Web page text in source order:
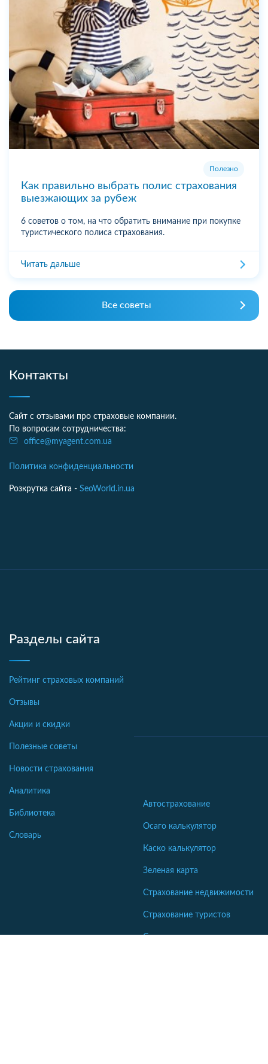
Полезно
Как правильно выбрать полис страхования
выезжающих за рубеж
6 советов о том, на что обратить внимание при покупке
туристического полиса страхования.
Читать дальше
Все советы
Контакты
Сайт с отзывами про страховые компании.
По вопросам сотрудничества:
office@myagent.com.ua
Политика конфиденциальности
Розкрутка сайта - SeoWorld.in.ua
Разделы сайта
Рейтинг страховых компаний
Отзывы
Акции и скидки
Полезные советы
Новости страхования
Аналитика
Библиотека
Словарь
Автострахование
Осаго калькулятор
Каско калькулятор
Зеленая карта
Страхование недвижимости
Страхование туристов
Страхование яхт и катеров